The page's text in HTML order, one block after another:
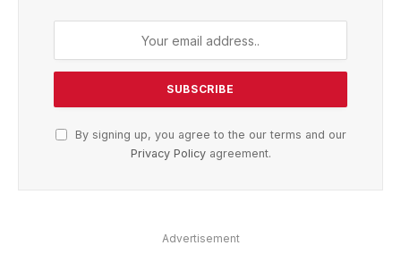
By signing up, you agree to the our terms and our
Privacy Policyagreement.
Advertisement